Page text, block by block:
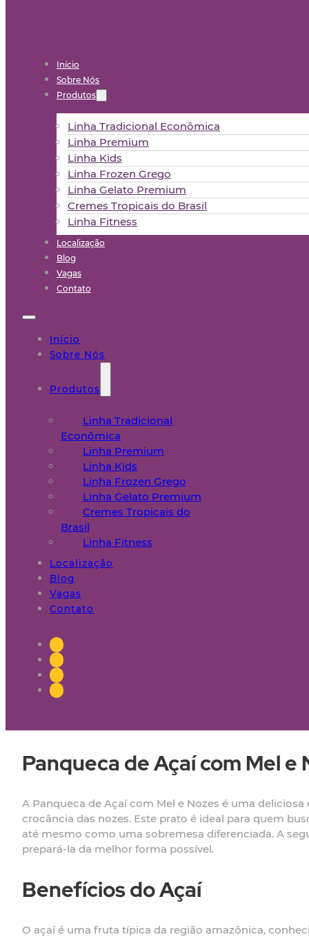
Início
Sobre Nós
Produtos
Linha Tradicional Econômica
Linha Premium
Linha Kids
Linha Frozen Grego
Linha Gelato Premium
Cremes Tropicais do Brasil
Linha Fitness
Localização
Blog
Vagas
Contato
Início
Sobre Nós
Produtos
Linha Tradicional
Econômica
Linha Premium
Linha Kids
Linha Frozen Grego
Linha Gelato Premium
Cremes Tropicais do
Brasil
Linha Fitness
Localização
Blog
Vagas
Contato
Panqueca de Açaí com Mel e
A Panqueca de Açaí com Mel e Nozes é uma
crocância das nozes. Este prato é ideal para quem
até mesmo como uma sobremesa diferenciada. A
prepará-la da melhor forma possível.
Benefícios do Açaí
O açaí é uma fruta típica da região amazônica,